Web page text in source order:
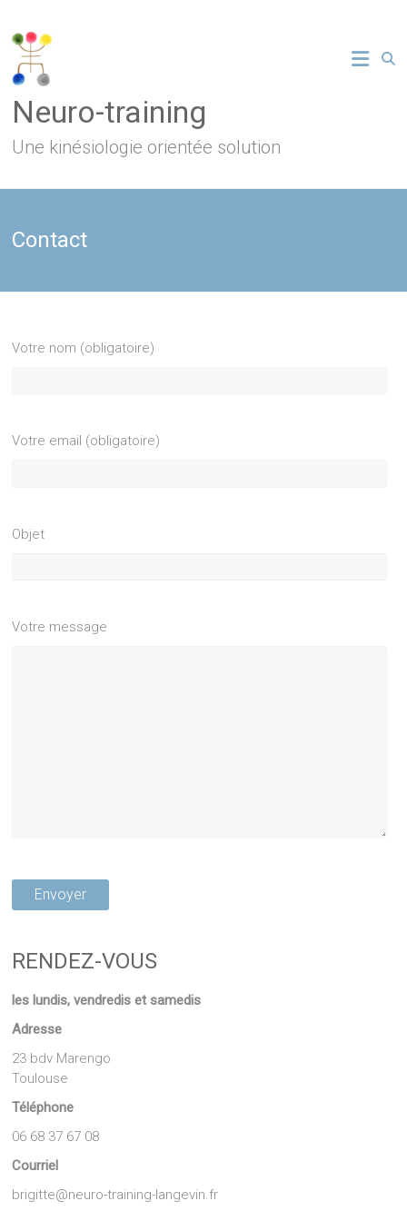
content
Neuro-training
Une kinésiologie orientée solution
Contact
Votre nom (obligatoire)
Votre email (obligatoire)
Objet
Votre message
RENDEZ-VOUS
les lundis, vendredis et samedis
Adresse
23 bdv Marengo
Toulouse
Téléphone
06 68 37 67 08
Courriel
brigitte@neuro-training-langevin.fr